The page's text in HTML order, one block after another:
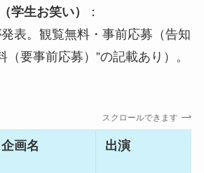
学生お笑い）
：
表。観覧無料・事前応募（告知
（要事前応募）”の記載あり）。
スクロールできます
企画名 出演